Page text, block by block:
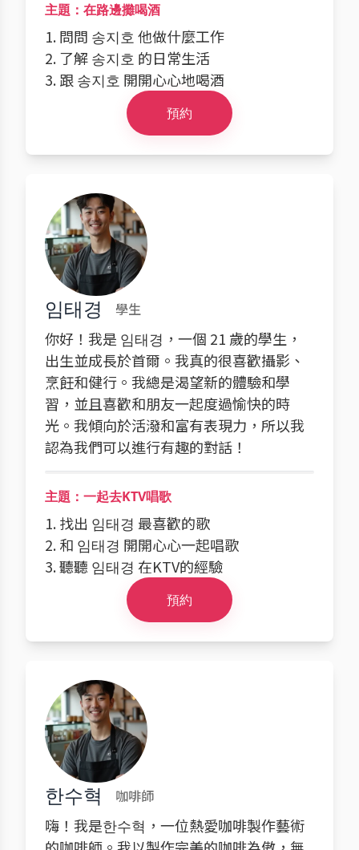
主題：在路邊攤喝酒
1. 問問 송지호 他做什麼工作
2. 了解 송지호 的日常生活
3. 跟 송지호 開開心心地喝酒
預約
임태경 學生
你好！我是 임태경，一個 21 歲的學生，
出生並成長於首爾。我真的很喜歡攝影、
烹飪和健行。我總是渴望新的體驗和學
習，並且喜歡和朋友一起度過愉快的時
光。我傾向於活潑和富有表現力，所以我
認為我們可以進行有趣的對話！
主題：一起去KTV唱歌
1. 找出 임태경 最喜歡的歌
2. 和 임태경 開開心心一起唱歌
3. 聽聽 임태경 在KTV的經驗
預約
한수혁 咖啡師
嗨！我是한수혁，一位熱愛咖啡製作藝術